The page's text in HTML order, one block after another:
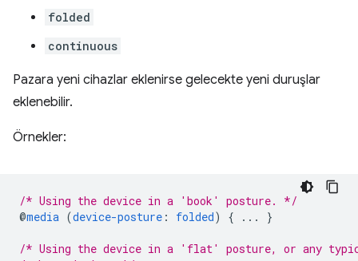
folded
continuous
Pazara yeni cihazlar eklenirse gelecekte yeni duruşlar
eklenebilir.
Örnekler:
/* Using the device in a 'book' posture. */
@media (device-posture : folded) { ... }
/* Using the device in a 'flat' posture, or any